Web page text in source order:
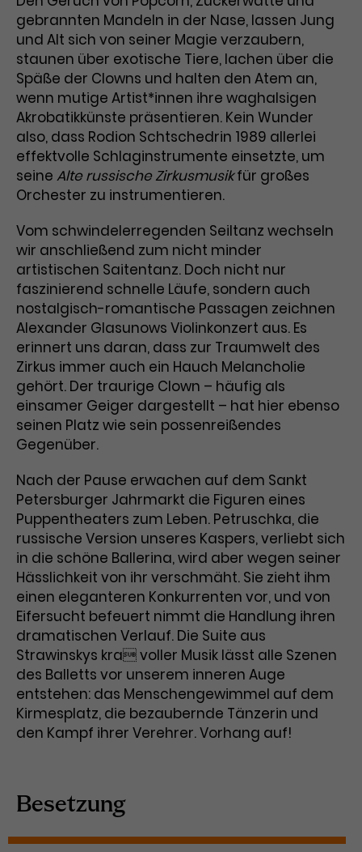
Anbieter Google Analytics
Laufzeit 1 Minute
Zweck
Das ist ein von Google Analytics
gesetztes Cookie. Bestimmte
Daten werden nur maximal einmal
pro Minute an Google Analytics
gesendet. Solange es gesetzt ist,
werden bestimmte
Datenübertragungen
Laufzeit 3 Monate
Zweck
Dieses Cookie wird verwendet, um
Nutzerinteraktionen mit
Werbeanzeigen zu messen und
Remarketing-Funktionen
bereitzustellen.
Anbieter Google / DoubleClick
Laufzeit 1 Jahr
Zweck
Dieses Cookie dient der Anzeige
personalisierter Werbung und
misst die Wirksamkeit von
Werbekampagnen über
verschiedene Websites hinweg.
gebrannten Mandeln in der Nase, lassen Jung
und Alt sich von seiner Magie verzaubern,
staunen über exotische Tiere, lachen über die
Späße der Clowns und halten den Atem an,
wenn mutige Artist*innen ihre waghalsigen
Akrobatikkünste präsentieren. Kein Wunder
also, dass Rodion Schtschedrin 1989 allerlei
effektvolle Schlaginstrumente einsetzte, um
seine Alte russische Zirkusmusikfür großes
Orchester zu instrumentieren.
Vom schwindelerregenden Seiltanz wechseln
wir anschließend zum nicht minder
artistischen Saitentanz. Doch nicht nur
faszinierend schnelle Läufe, sondern auch
nostalgisch-romantische Passagen zeichnen
Alexander Glasunows Violinkonzert aus. Es
erinnert uns daran, dass zur Traumwelt des
Zirkus immer auch ein Hauch Melancholie
gehört. Der traurige Clown – häufig als
einsamer Geiger dargestellt – hat hier ebenso
seinen Platz wie sein possenreißendes
Gegenüber.
Nach der Pause erwachen auf dem Sankt
Petersburger Jahrmarkt die Figuren eines
Puppentheaters zum Leben. Petruschka, die
russische Version unseres Kaspers, verliebt sich
in die schöne Ballerina, wird aber wegen seiner
Hässlichkeit von ihr verschmäht. Sie zieht ihm
einen eleganteren Konkurrenten vor, und von
Eifersucht befeuert nimmt die Handlung ihren
dramatischen Verlauf. Die Suite aus
Strawinskys kra voller Musik lässt alle Szenen
des Balletts vor unserem inneren Auge
entstehen: das Menschengewimmel auf dem
Kirmesplatz, die bezaubernde Tänzerin und
den Kampf ihrer Verehrer. Vorhang auf!
Besetzung